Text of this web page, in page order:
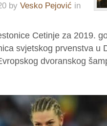
by Vesko Pejović in
Cetinje za 2019.
svjetskog prvenstva u
dvoranskog